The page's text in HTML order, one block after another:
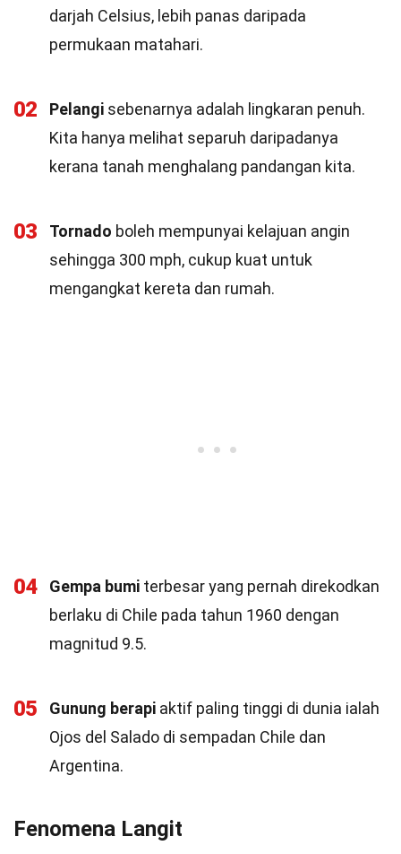
darjah Celsius, lebih panas daripada
permukaan matahari.
02 Pelangi sebenarnya adalah lingkaran penuh.
Kita hanya melihat separuh daripadanya
kerana tanah menghalang pandangan kita.
03 Tornado boleh mempunyai kelajuan angin
sehingga 300 mph, cukup kuat untuk
mengangkat kereta dan rumah.
04 Gempa bumi terbesar yang pernah direkodkan
berlaku di Chile pada tahun 1960 dengan
magnitud 9.5.
05 Gunung berapi aktif paling tinggi di dunia ialah
Ojos del Salado di sempadan Chile dan
Argentina.
Fenomena Langit